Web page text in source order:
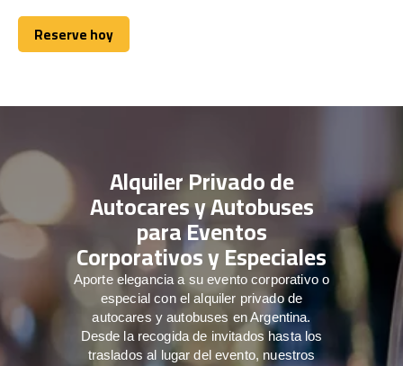
Reserve hoy
Reserve hoy
Alquiler Privado de
Autocares y Autobuses
para Eventos
Corporativos y Especiales
Aporte elegancia a su evento corporativo o
especial con el alquiler privado de
autocares y autobuses en Argentina.
Desde la recogida de invitados hasta los
traslados al lugar del evento, nuestros